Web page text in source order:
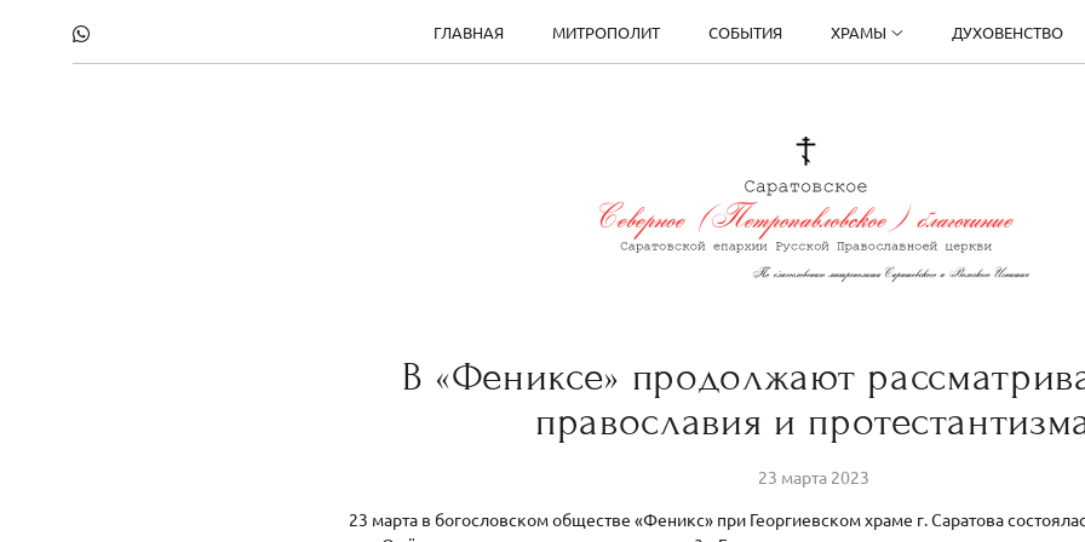
ГЛАВНАЯ МИТРОПОЛИТ СОБЫТИЯ ХРАМЫ ДУХОВЕНСТВО
В «Фениксе» продолжают
православия и
23 марта 2023
23 марта в богословском обществе «Феникс» при Георгиевском храме г. Саратова